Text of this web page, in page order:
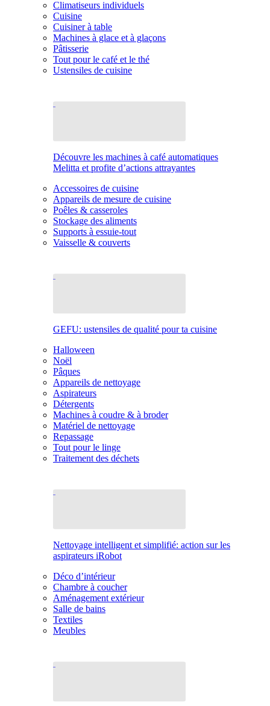
Climatiseurs individuels
Cuisine
Cuisiner à table
Machines à glace et à glaçons
Pâtisserie
Tout pour le café et le thé
Ustensiles de cuisine
Découvre les machines à café automatiques
Melitta et profite d’actions attrayantes
Accessoires de cuisine
Appareils de mesure de cuisine
Poêles & casseroles
Stockage des aliments
Supports à essuie-tout
Vaisselle & couverts
GEFU: ustensiles de qualité pour ta cuisine
Halloween
Noël
Pâques
Appareils de nettoyage
Aspirateurs
Détergents
Machines à coudre & à broder
Matériel de nettoyage
Repassage
Tout pour le linge
Traitement des déchets
Nettoyage intelligent et simplifié: action sur les
aspirateurs iRobot
Déco d’intérieur
Chambre à coucher
Aménagement extérieur
Salle de bains
Textiles
Meubles